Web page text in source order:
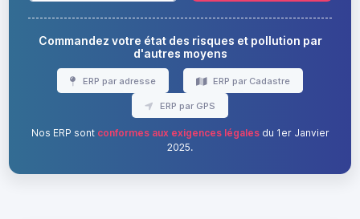
Commandez votre état des risques et pollution par
d'autres moyens
ERP par adresse ERP par Cadastre
ERP par GPS
Nos ERP sont conformes aux exigences légalesdu 1er Janvier
2025.